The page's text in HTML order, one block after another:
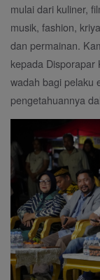
mulai dari kuliner,
musik, fashion,
dan permainan.
kepada
wadah bagi pelaku
pengetahuannya